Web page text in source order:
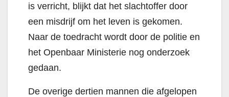
is verricht, blijkt dat het slachtoffer door
een misdrijf om het leven is gekomen.
Naar de toedracht wordt door de politie en
het Openbaar Ministerie nog onderzoek
gedaan.
De overige dertien mannen die afgelopen